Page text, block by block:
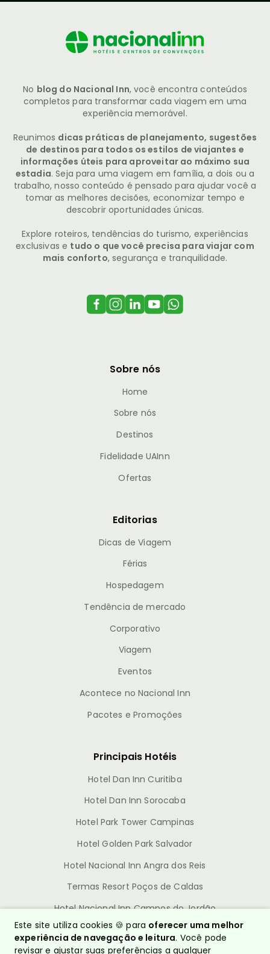
No blog do Nacional Inn, você encontra conteúdos
completos para transformar cada viagem em uma
experiência memorável.
Reunimos dicas práticas de planejamento, sugestões
de destinos para todos os estilos de viajantes e
informações úteis para aproveitar ao máximo sua
estadia. Seja para uma viagem em família, a dois ou a
trabalho, nosso conteúdo é pensado para ajudar você a
tomar as melhores decisões, economizar tempo e
descobrir oportunidades únicas.
Explore roteiros, tendências do turismo, experiências
exclusivas e tudo o que você precisa para viajar com
mais conforto, segurança e tranquilidade.
Sobre nós
Home
Sobre nós
Destinos
Fidelidade UAInn
Ofertas
Editorias
Dicas de Viagem
Férias
Hospedagem
Tendência de mercado
Corporativo
Viagem
Eventos
Acontece no Nacional Inn
Pacotes e Promoções
Principais Hotéis
Hotel Dan Inn Curitiba
Hotel Dan Inn Sorocaba
Hotel Park Tower Campinas
Hotel Golden Park Salvador
Hotel Nacional Inn Angra dos Reis
Termas Resort Poços de Caldas
Hotel Nacional Inn Campos do Jordão
Este site utiliza cookies 🍪 para oferecer uma melhor
experiência de navegação e leitura. Você pode
revisar e ajustar suas preferências a qualquer